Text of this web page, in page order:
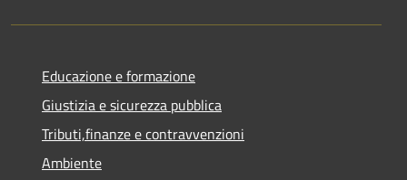
Educazione e formazione
Giustizia e sicurezza pubblica
Tributi,finanze e contravvenzioni
Ambiente